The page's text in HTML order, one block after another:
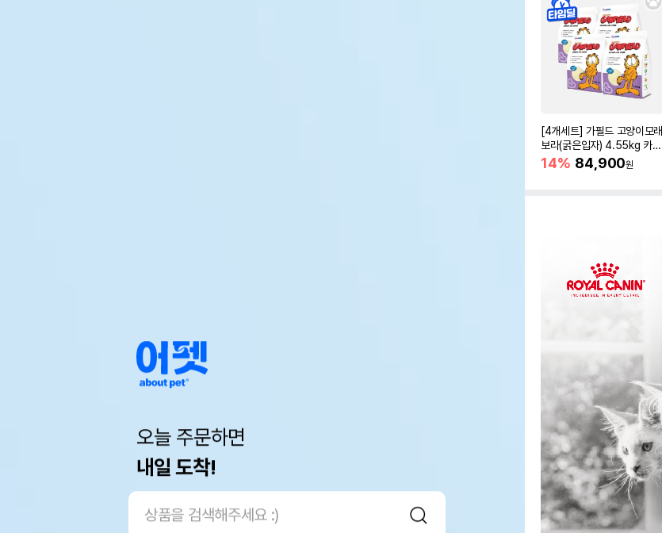
오늘 주문하면
내일 도착!
[4개세트] 가필드 고양이모래
보라(굵은입자) 4.55kg 카사
바모래
14% 84,900원